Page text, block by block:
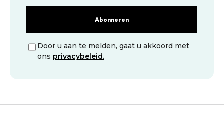
Abonneren
Door u aan te melden, gaat u akkoord met
ons privacybeleid.